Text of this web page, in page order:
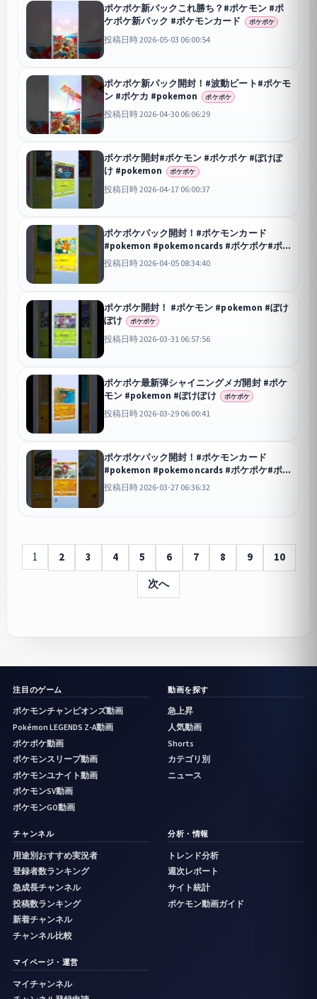
ポケポケ新パックこれ勝ち？#ポケモン #ポ
ケポケ新パック #ポケモンカード
ポケポケ
投稿日時 2026-05-03 06:00:54
ポケポケ新パック開封！#波動ビート#ポケモ
ン #ポケカ #pokemon
ポケポケ
投稿日時 2026-04-30 06:06:29
ポケポケ開封#ポケモン #ポケポケ #ぽけぽ
け #pokemon
ポケポケ
投稿日時 2026-04-17 06:00:37
ポケポケパック開封！#ポケモンカード
#pokemon #pokemoncards #ポケポケ#ポ
ケモン#シャイニングメガ
投稿日時 2026-04-05 08:34:40
ポケポケ開封！ #ポケモン #pokemon #ぽけ
ぽけ
ポケポケ
投稿日時 2026-03-31 06:57:56
ポケポケ最新弾シャイニングメガ開封 #ポケ
モン #pokemon #ぽけぽけ
ポケポケ
投稿日時 2026-03-29 06:00:41
ポケポケパック開封！#ポケモンカード
#pokemon #pokemoncards #ポケポケ#ポ
ケモン#シャイニングメガ
投稿日時 2026-03-27 06:36:32
1 2 3 4 5 6 7 8 9
10
次へ
注目のゲーム
ポケモンチャンピオンズ動画
Pokémon LEGENDS Z-A動画
ポケポケ動画
ポケモンスリープ動画
ポケモンユナイト動画
ポケモンSV動画
ポケモンGO動画
動画を探す
急上昇
人気動画
Shorts
カテゴリ別
ニュース
チャンネル
用途別おすすめ実況者
登録者数ランキング
急成長チャンネル
投稿数ランキング
新着チャンネル
チャンネル比較
分析・情報
トレンド分析
週次レポート
サイト統計
ポケモン動画ガイド
マイページ・運営
マイチャンネル